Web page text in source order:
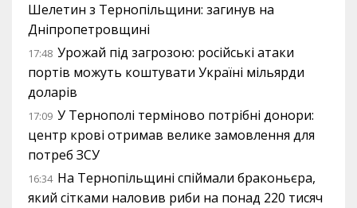
Шелетин з Тернопільщини: загинув на
Дніпропетровщині
17:48 Урожай під загрозою: російські атаки
портів можуть коштувати Україні мільярди
доларів
17:09 У Тернополі терміново потрібні донори:
центр крові отримав велике замовлення для
потреб ЗСУ
16:34 На Тернопільщині спіймали браконьєра,
який сітками наловив риби на понад 220 тисяч